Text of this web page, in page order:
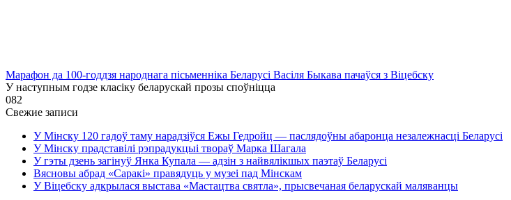
Марафон да 100-годдзя народнага пісьменніка Беларусі Васіля Быкава пачаўся з Віцебску
У наступным годзе класіку беларускай прозы споўніцца
082
Свежие записи
У Мінску 120 гадоў таму нарадзіўся Ежы Гедройц — паслядоўны абаронца незалежнасці Беларусі
У Мінску прадставілі рэпрадукцыі твораў Марка Шагала
У гэты дзень загінуў Янка Купала — адзін з найвялікшых паэтаў Беларусі
Вясновы абрад «Саракі» правядуць у музеі пад Мінскам
У Віцебску адкрылася выстава «Мастацтва святла», прысвечаная беларускай маляванцы